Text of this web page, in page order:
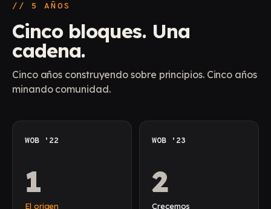
// 5 AÑOS
Cinco bloques. Una
cadena.
Cinco años construyendo sobre principios. Cinco años
minando comunidad.
WOB '22
1
El origen
WOB '23
2
Crecemos